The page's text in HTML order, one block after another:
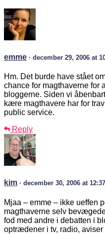
emme · december 29, 2006 at
Hm. Det burde have stået
chance for magthaverne for
bloggerne. Siden vi
kære magthavere har for
public service.
Reply
kim · december 30, 2006 at 12:37
Mjaa – emme – ikke ueffen
magthaverne selv
fod med andre i debatten i
optrædener i tv, radio,